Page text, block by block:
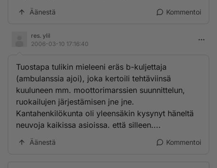
Äänestä Kommentoi
res. ylil
2006-03-10 17:16:40
Tuostapa tulikin mieleeni eräs b-kuljettaja
(ambulanssia ajoi), joka kertoili tehtäviinsä
kuuluneen mm. moottorimarssien suunnittelun,
ruokailujen järjestämisen jne jne.
Kantahenkilökunta oli yleensäkin kysynyt häneltä
neuvoja kaikissa asioissa. että silleen....
Äänestä Kommentoi